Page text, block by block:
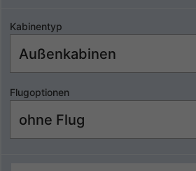
Kabinentyp
Flugoptionen